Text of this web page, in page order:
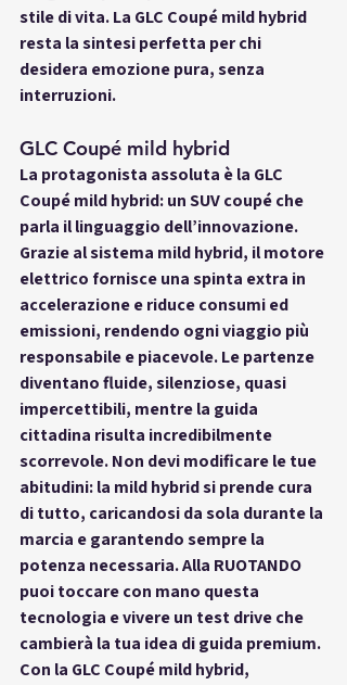
stile di vita. La GLC Coupé mild hybrid
resta la sintesi perfetta per chi
desidera emozione pura, senza
interruzioni.
GLC Coupé mild hybrid
La protagonista assoluta è la GLC
Coupé mild hybrid: un SUV coupé che
parla il linguaggio dell’innovazione.
Grazie al sistema mild hybrid, il motore
elettrico fornisce una spinta extra in
accelerazione e riduce consumi ed
emissioni, rendendo ogni viaggio più
responsabile e piacevole. Le partenze
diventano fluide, silenziose, quasi
impercettibili, mentre la guida
cittadina risulta incredibilmente
scorrevole. Non devi modificare le tue
abitudini: la mild hybrid si prende cura
di tutto, caricandosi da sola durante la
marcia e garantendo sempre la
potenza necessaria. Alla RUOTANDO
puoi toccare con mano questa
tecnologia e vivere un test drive che
cambierà la tua idea di guida premium.
Con la GLC Coupé mild hybrid,